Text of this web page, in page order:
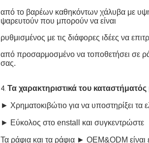
από το βαρέων καθηκόντων χάλυβα με
ψαρευτούν που μπορούν να είναι
ρυθμισμένος με τις διάφορες ιδέες να
από προσαρμοσμένο να τοποθετήσει σε
σας.
4. Τα χαρακτηριστικά του
► Χρηματοκιβώτιο για να υποστηρίξει τα
► Εύκολος στο enstall και συγκεντρώστε
Τα ράφια και τα ράφια ► OEM&ODM